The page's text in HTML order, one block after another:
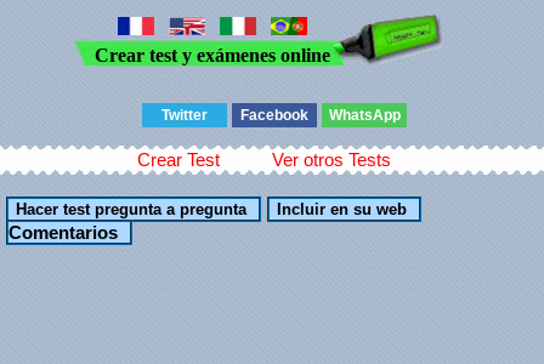
Crear test y exámenes online
Twitter Facebook WhatsApp
Crear Test Ver otros Tests
Comentarios